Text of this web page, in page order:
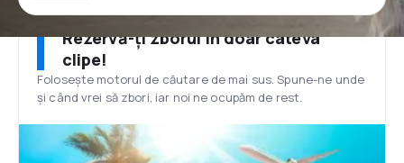
Rezervă-ți zborul în doar câteva
clipe!
Folosește motorul de căutare de mai sus. Spune-ne unde
și când vrei să zbori, iar noi ne ocupăm de rest.